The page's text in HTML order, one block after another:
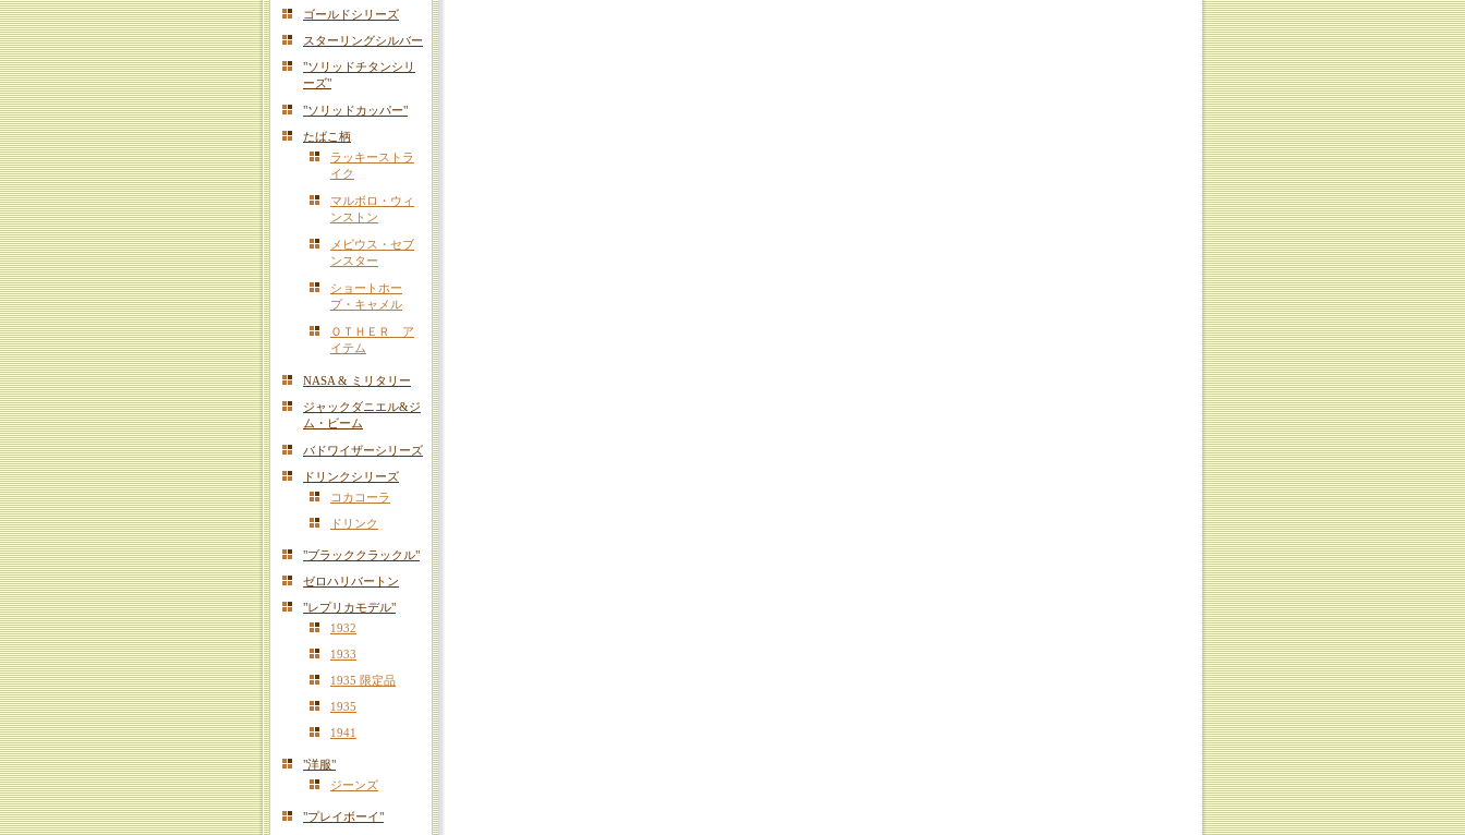
ゴールドシリーズ
スターリングシルバー
"ソリッドチタンシリ
ーズ"
"ソリッドカッパー"
たばこ柄
ラッキーストラ
イク
マルボロ・ウィ
ンストン
メビウス・セブ
ンスター
ショートホー
プ・キャメル
ＯＴＨＥＲ ア
イテム
NASA & ミリタリー
ジャックダニエル&ジ
ム・ビーム
バドワイザーシリーズ
ドリンクシリーズ
コカコーラ
ドリンク
"ブラッククラックル"
ゼロハリバートン
"レプリカモデル"
1932
1933
1935 限定品
1935
1941
"洋服"
ジーンズ
"プレイボーイ"